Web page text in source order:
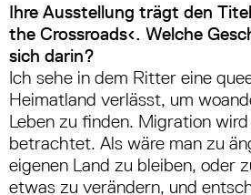
Ihre Ausstellung trägt den Titel
the Crossroads‹. Welche
sich darin?
Ich sehe in dem Ritter eine
Heimatland verlässt, um
Leben zu finden. Migration
betrachtet. Als wäre man zu
eigenen Land zu bleiben, oder
etwas zu verändern, und